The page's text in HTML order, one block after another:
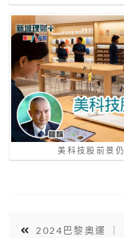
美科技股前景
2024巴黎奧運 ｜